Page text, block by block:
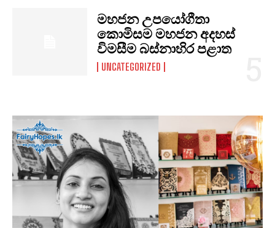
මහජන උපයෝගීතා
කොමිසම මහජන අදහස්
විමසීම බස්නාහිර පළාත
UNCATEGORIZED